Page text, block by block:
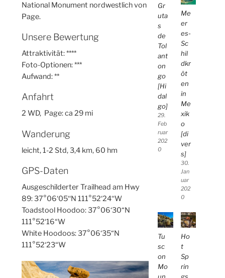
National Monument nordwestlich von
Page.
Unsere Bewertung
Attraktivität: ****
Foto-Optionen: ***
Aufwand: **
Anfahrt
2 WD, Page: ca 29 mi
Wanderung
leicht, 1-2 Std, 3,4 km, 60 hm
GPS-Daten
Ausgeschilderter Trailhead am Hwy
89: 37°06‘05‘‘N 111°52‘24‘‘W
Toadstool Hoodoo: 37°06‘30“N
111°52‘16“W
White Hoodoos: 37°06‘35“N
111°52‘23“W
Gr
uta
s
de
Tol
ant
on
go
[Hi
dal
go]
29.
Feb
ruar
202
0
Me
er
es-
Sc
hil
dkr
öt
en
in
Me
xik
o
[di
ver
s]
30.
Jan
uar
202
0
Tu
sc
on
Mo
Ho
t
Sp
rin